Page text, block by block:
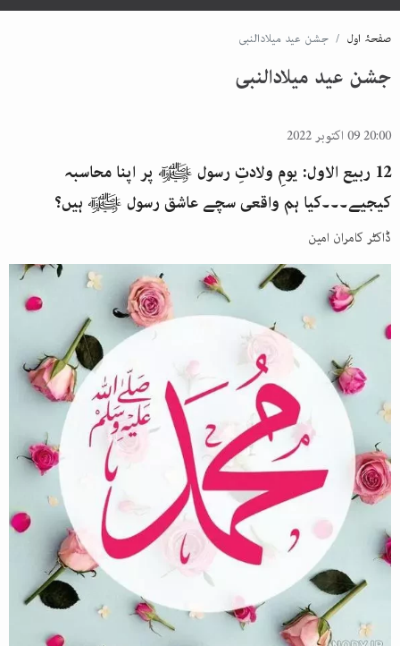
صفحۂ اول جشن عید میلادالنبی
جشن عید میلادالنبی
20:00 09 اکتوبر 2022
12 ربیع الاول: یومِ ولادتِ رسول ﷺ پر اپنا محاسبہ
کیجیے۔۔۔کیا ہم واقعی سچے عاشق رسول ﷺ ہیں؟
ڈاکٹر کامران امین